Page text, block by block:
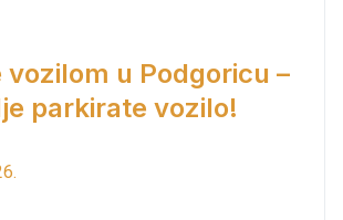
vozilom u Podgoricu –
parkirate vozilo!